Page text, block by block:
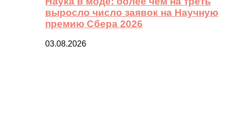
выросло число заявок на Научную
премию Сбера 2026
03.08.2026